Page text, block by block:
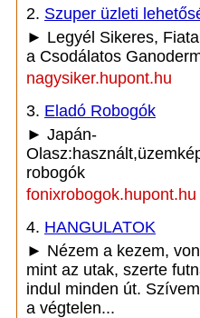
2. Szuper üzleti
► Legyél Sikeres,
a Csodálatos
nagysiker.hupont.hu
3. Eladó Robogók
► Japán-
robogók
fonixrobogok.hupont.hu
4. HANGULATOK
► Nézem a kezem,
mint az utak, szerte
indul minden út.
a végtelen...